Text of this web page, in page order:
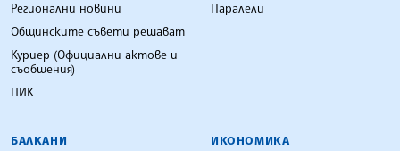
Регионални новини
Общинските съвети решават
Куриер (Официални актове и
съобщения)
ЦИК
Паралели
БАЛКАНИ ИКОНОМИКА